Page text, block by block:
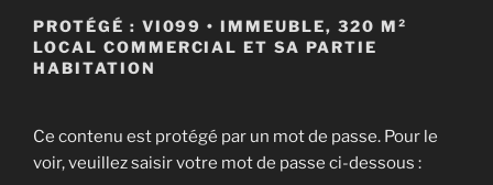
PROTÉGÉ : VI099 • IMMEUBLE, 320 M²
LOCAL COMMERCIAL ET SA PARTIE
HABITATION
Ce contenu est protégé par un mot de passe. Pour le
voir, veuillez saisir votre mot de passe ci-dessous :